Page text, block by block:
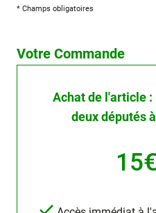
* Champs obligatoires
Votre Commande
Achat de l'article :
deux députés